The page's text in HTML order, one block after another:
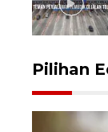
Pilihan